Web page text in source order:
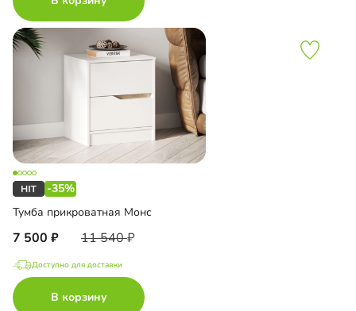
-35%
Тумба прикроватная Монс
7 500 11 540
Доступно для доставки
В корзину